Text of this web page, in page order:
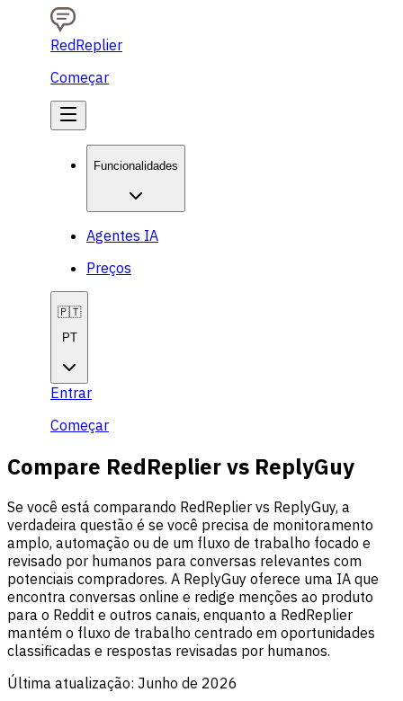
RedReplier
Começar
Funcionalidades
Agentes IA
Preços
🇵🇹
PT
Entrar
Começar
Compare RedReplier vs ReplyGuy
Se você está comparando RedReplier vs ReplyGuy, a
verdadeira questão é se você precisa de monitoramento
amplo, automação ou de um fluxo de trabalho focado e
revisado por humanos para conversas relevantes com
potenciais compradores. A ReplyGuy oferece uma IA que
encontra conversas online e redige menções ao produto
para o Reddit e outros canais, enquanto a RedReplier
mantém o fluxo de trabalho centrado em oportunidades
classificadas e respostas revisadas por humanos.
Última atualização: Junho de 2026